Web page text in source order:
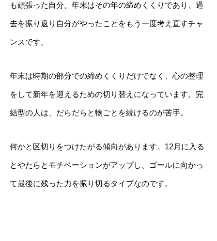
も頑張った自分。年末はその年の締めくくりであり、過
去を振り返り自分がやったことをもう一度考え直すチャ
ンスです。
年末は時期の部分での締めくくりだけでなく、心の整理
をして新年を迎えるための切り替えになっています。完
結型の人は、だらだらと物ごとを続けるのが苦手。
何かと区切りをつけたがる傾向があります。12月に入る
とやたらとモチベーションがアップし、ゴールに向かっ
て最後に残った力を振り切るタイプなのです。